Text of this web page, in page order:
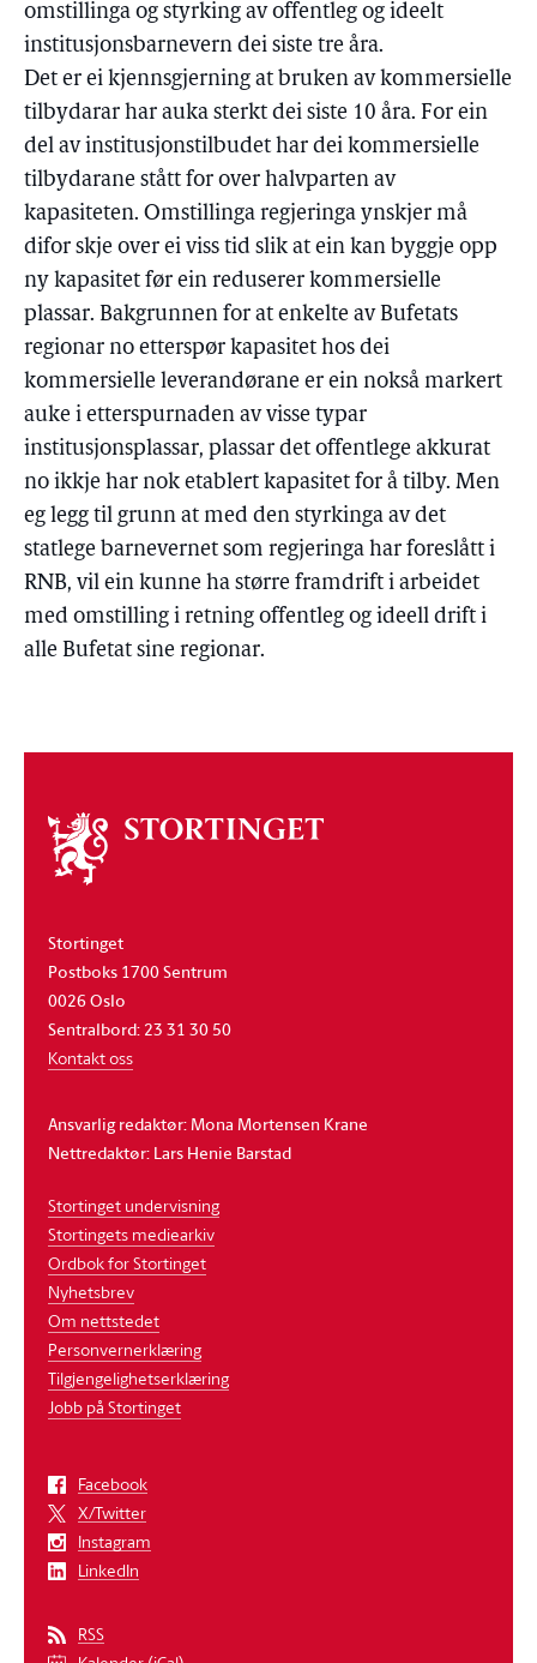
omstillinga og styrking av offentleg og ideelt
institusjonsbarnevern dei siste tre åra.
Det er ei kjennsgjerning at bruken av kommersielle
tilbydarar har auka sterkt dei siste 10 åra. For ein
del av institusjonstilbudet har dei kommersielle
tilbydarane stått for over halvparten av
kapasiteten. Omstillinga regjeringa ynskjer må
difor skje over ei viss tid slik at ein kan byggje opp
ny kapasitet før ein reduserer kommersielle
plassar. Bakgrunnen for at enkelte av Bufetats
regionar no etterspør kapasitet hos dei
kommersielle leverandørane er ein nokså markert
auke i etterspurnaden av visse typar
institusjonsplassar, plassar det offentlege akkurat
no ikkje har nok etablert kapasitet for å tilby. Men
eg legg til grunn at med den styrkinga av det
statlege barnevernet som regjeringa har foreslått i
RNB, vil ein kunne ha større framdrift i arbeidet
med omstilling i retning offentleg og ideell drift i
alle Bufetat sine regionar.
Om
stortinget
Stortinget
Postboks 1700 Sentrum
0026 Oslo
Sentralbord: 23 31 30 50
Kontakt oss
Ansvarlig redaktør: Mona Mortensen Krane
Nettredaktør: Lars Henie Barstad
Stortinget undervisning
Stortingets mediearkiv
Ordbok for Stortinget
Nyhetsbrev
Om nettstedet
Personvernerklæring
Tilgjengelighetserklæring
Jobb på Stortinget
Facebook
X/Twitter
Instagram
LinkedIn
RSS